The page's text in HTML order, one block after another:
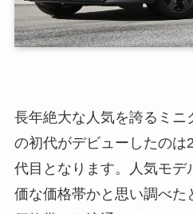
長年絶大な人気を誇るミニ
の初代がデビューしたのは
代目となります。人気モデ
価な価格帯かと思い調べた